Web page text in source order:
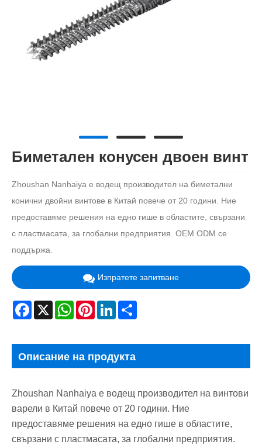
Биметален конусен двоен винт
Zhoushan Nanhaiya е водещ производител на биметални
конични двойни винтове в Китай повече от 20 години. Ние
предоставяме решения на едно гише в областите, свързани
с пластмасата, за глобални предприятия. OEM ODM се
поддържа.
Изпратете запитване
Facebook
X WhatsAppPinterestLinkedIn
Описание на продукта
Zhoushan Nanhaiya е водещ производител на винтови
варели в Китай повече от 20 години. Ние
предоставяме решения на едно гише в областите,
свързани с пластмасата, за глобални предприятия.